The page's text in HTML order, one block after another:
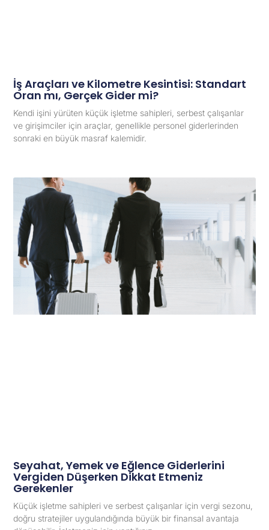
İş Araçları ve Kilometre Kesintisi: Standart
Oran mı, Gerçek Gider mi?
Kendi işini yürüten küçük işletme sahipleri, serbest çalışanlar
ve girişimciler için araçlar, genellikle personel giderlerinden
sonraki en büyük masraf kalemidir.
Seyahat, Yemek ve Eğlence Giderlerini
Vergiden Düşerken Dikkat Etmeniz
Gerekenler
Küçük işletme sahipleri ve serbest çalışanlar için vergi sezonu,
doğru stratejiler uygulandığında büyük bir finansal avantaja